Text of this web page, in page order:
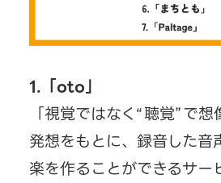
1.「oto」
「視覚ではなく“聴覚”で
発想をもとに、録音した音
楽を作ることができるサー